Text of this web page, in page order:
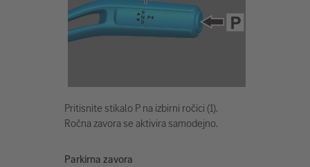
Pritisnite stikalo P na izbirni ročici (1).
Ročna zavora se aktivira samodejno.
Parkirna zavora